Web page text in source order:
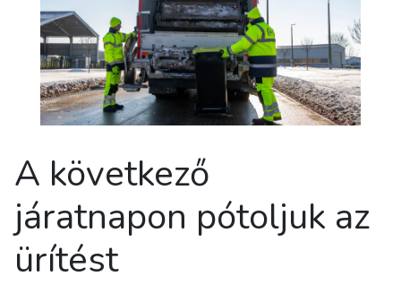
A következő
járatnapon pótoljuk az
ürítést